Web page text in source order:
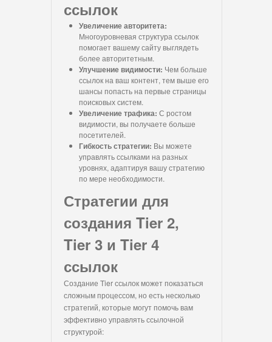
ссылок
Увеличение авторитета:
Многоуровневая структура ссылок
помогает вашему сайту выглядеть
более авторитетным.
Улучшение видимости: Чем больше
ссылок на ваш контент, тем выше его
шансы попасть на первые страницы
поисковых систем.
Увеличение трафика: С ростом
видимости, вы получаете больше
посетителей.
Гибкость стратегии: Вы можете
управлять ссылками на разных
уровнях, адаптируя вашу стратегию
по мере необходимости.
Стратегии для
создания Tier 2,
Tier 3 и Tier 4
ссылок
Создание Tier ссылок может показаться
сложным процессом, но есть несколько
стратегий, которые могут помочь вам
эффективно управлять ссылочной
структурой: